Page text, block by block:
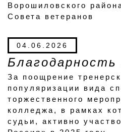
Ворошиловского
Совета ветеранов
04.06.2026
За поощрение
популяризации вида
торжественного
колледжа, в рамках
судьи, активно